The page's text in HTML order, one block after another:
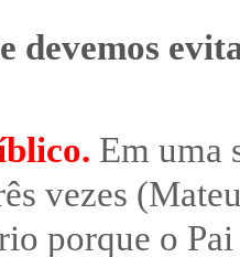
devemos
Em uma
vezes
porque o